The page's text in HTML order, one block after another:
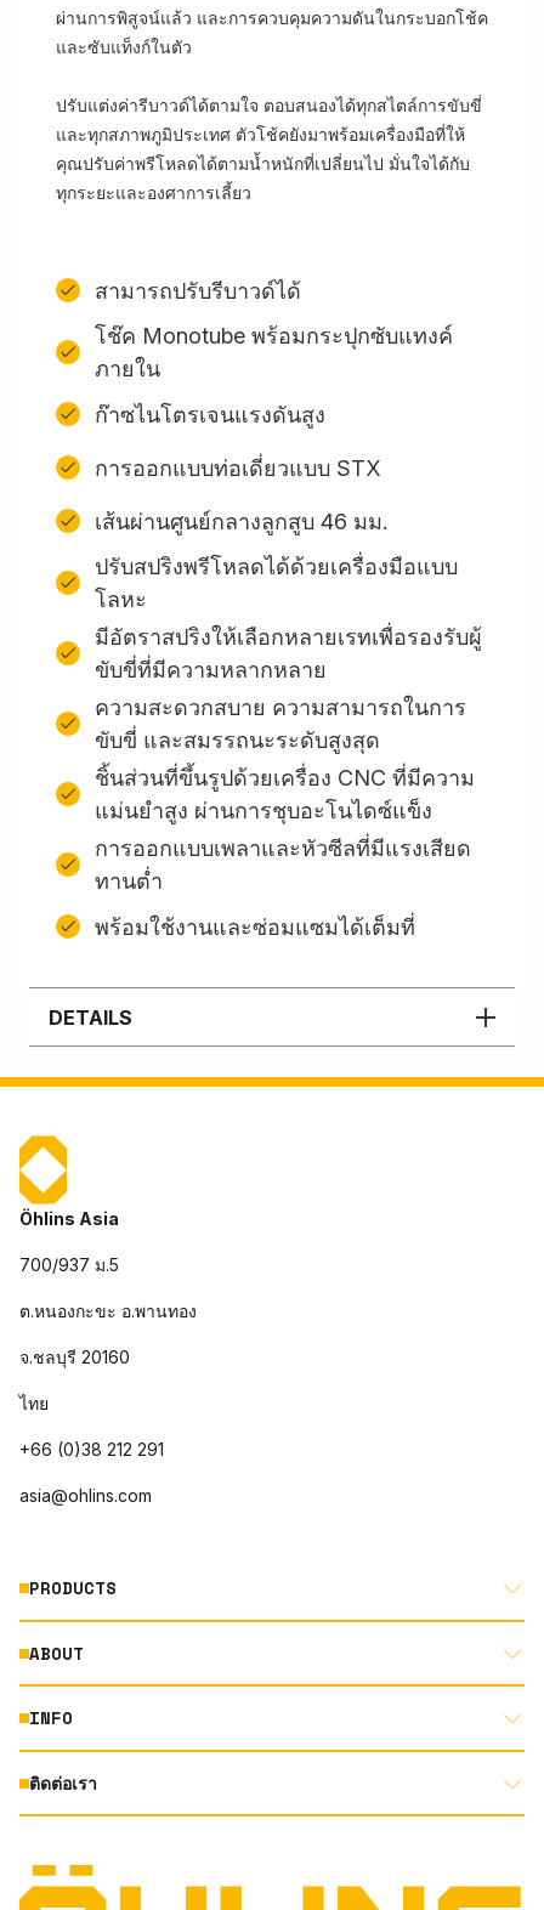
ผ่านการพิสูจน์แล้ว และการควบคุมความดันในกระบอกโช้ค
และซับแท็งก์ในตัว
ปรับแต่งค่ารีบาวด์ได้ตามใจ ตอบสนองได้ทุกสไตล์การขับขี่
และทุกสภาพภูมิประเทศ ตัวโช้คยังมาพร้อมเครื่องมือที่ให้
คุณปรับค่าพรีโหลดได้ตามน้ำหนักที่เปลี่ยนไป มั่นใจได้กับ
ทุกระยะและองศาการเลี้ยว
สามารถปรับรีบาวด์ได้
โช๊ค Monotube พร้อมกระปุกซับแทงค์
ภายใน
ก๊าซไนโตรเจนแรงดันสูง
การออกแบบท่อเดี่ยวแบบ STX
เส้นผ่านศูนย์กลางลูกสูบ 46 มม.
ปรับสปริงพรีโหลดได้ด้วยเครื่องมือแบบ
โลหะ
มีอัตราสปริงให้เลือกหลายเรทเพื่อรองรับผู้
ขับขี่ที่มีความหลากหลาย
ความสะดวกสบาย ความสามารถในการ
ขับขี่ และสมรรถนะระดับสูงสุด
ชิ้นส่วนที่ขึ้นรูปด้วยเครื่อง CNC ที่มีความ
แม่นยำสูง ผ่านการชุบอะโนไดซ์แข็ง
การออกแบบเพลาและหัวซีลที่มีแรงเสียด
ทานต่ำ
พร้อมใช้งานและซ่อมแซมได้เต็มที่
DETAILS
Öhlins Asia
700/937 ม.5
ต.หนองกะขะ อ.พานทอง
จ.ชลบุรี 20160
ไทย
+66 (0)38 212 291
asia@ohlins.com
PRODUCTS
MOTORCYCLE
AUTOMOTIVE
ABOUT
ABOUT US
RACING
TERMS AND CONDITIONS
INFO
DOCUMENT LIBRARY
TECHNOLOGY
ติดต่อเรา
INSTAGRAM